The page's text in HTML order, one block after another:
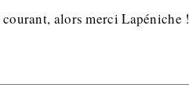
alors merci Lapéniche !